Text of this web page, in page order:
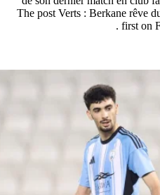
The post Verts : Berkane rêve
first on